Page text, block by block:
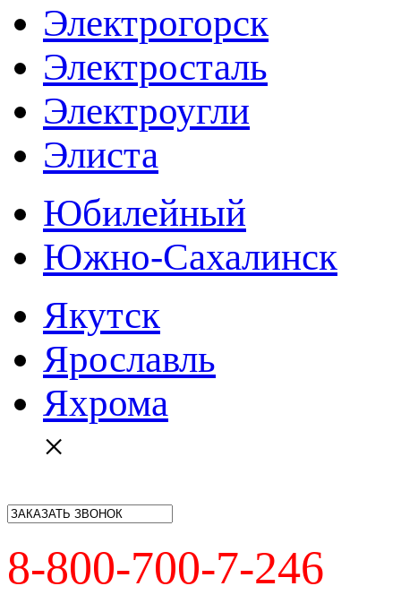
Электрогорск
Электросталь
Электроугли
Элиста
Юбилейный
Южно-Сахалинск
Якутск
Ярославль
Яхрома
×
8-800-700-7-246